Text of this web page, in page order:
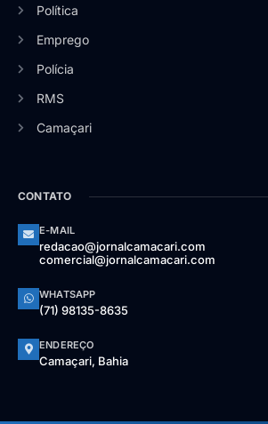
Política
Emprego
Polícia
RMS
Camaçari
CONTATO
E-MAIL
redacao@jornalcamacari.com
comercial@jornalcamacari.com
WHATSAPP
(71) 98135-8635
ENDEREÇO
Camaçari, Bahia